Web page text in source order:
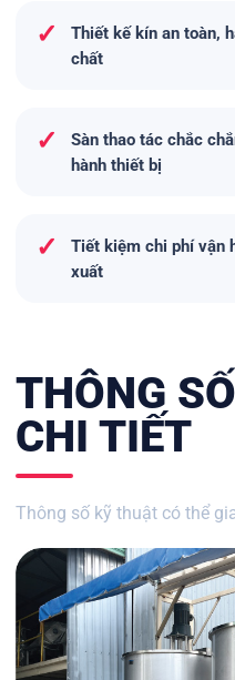
✓
Thiết kế kín an toàn,
chất
✓
Sàn thao tác chắc
hành thiết bị
✓
Tiết kiệm chi phí vận
xuất
THÔNG
CHI TIẾT
Thông số kỹ thuật có thể